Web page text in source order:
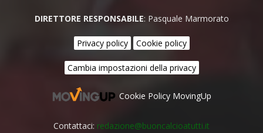
DIRETTORE RESPONSABILE: Pasquale Marmorato
Privacy policy Cookie policy
Cambia impostazioni della privacy
Cookie Policy MovingUp
Contattaci: redazione@buoncalcioatutti.it